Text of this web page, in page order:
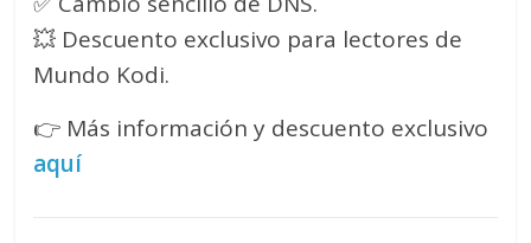
💥 Descuento exclusivo para lectores de
Mundo Kodi.
👉 Más información y descuento exclusivo
aquí